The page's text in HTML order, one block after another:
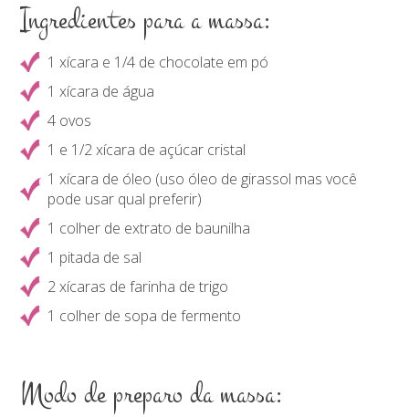
Ingredientes para a massa:
1 xícara e 1/4 de chocolate em pó
1 xícara de água
4 ovos
1 e 1/2 xícara de açúcar cristal
1 xícara de óleo (uso óleo de girassol mas você
pode usar qual preferir)
1 colher de extrato de baunilha
1 pitada de sal
2 xícaras de farinha de trigo
1 colher de sopa de fermento
Modo de preparo da massa: